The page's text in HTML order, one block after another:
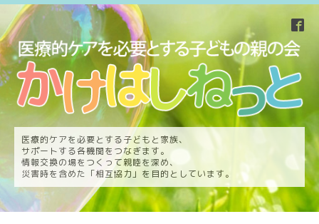
医療的ケアを必要とする子どもと家族、
サポートする各機関をつなぎます。
情報交換の場をつくって親睦を深め、
災害時を含めた「相互協力」を目的としています。